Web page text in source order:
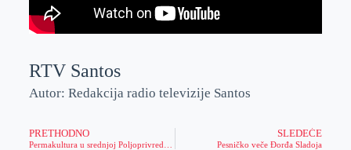
RTV Santos
Autor: Redakcija radio televizije Santos
PRETHODNO SLEDEĆE
Pesničko veče Đorđa Sladoja